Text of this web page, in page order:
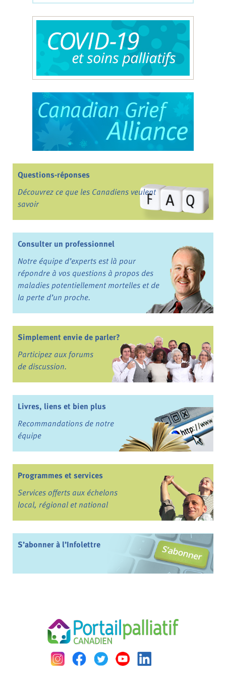
Questions-réponses
Découvrez ce que les Canadiens veulent
savoir
Consulter un professionnel
Notre équipe d’experts est là pour
répondre à vos questions à propos des
maladies potentiellement mortelles et de
la perte d’un proche.
Simplement envie de parler?
Participez aux forums
de discussion.
Livres, liens et bien plus
Recommandations de notre
équipe
Programmes et services
Services offerts aux échelons
local, régional et national
S’abonner à l’Infolettre